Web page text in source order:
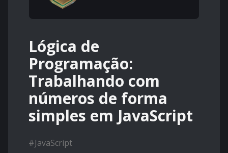
Lógica de
Programação:
Trabalhando com
números de forma
simples em JavaScript
#JavaScript